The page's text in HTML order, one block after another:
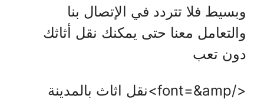
وبسيط فلا تتردد في الإتصال بنا
والتعامل معنا حتى يمكنك نقل أثاثك
دون تعب
</font=&amp>نقل اثاث بالمدينة